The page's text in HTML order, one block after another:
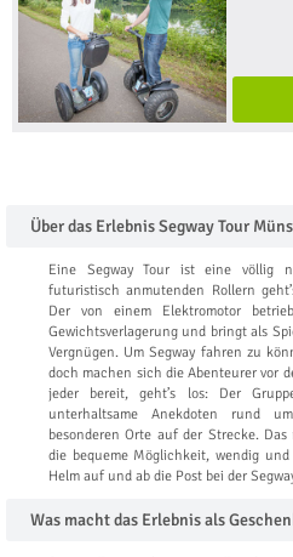
Über das Erlebnis Segway Tour
Eine Segway Tour ist eine völlig
futuristisch anmutenden Rollern
Der von einem Elektromotor
Gewichtsverlagerung und bringt als
Vergnügen. Um Segway fahren zu
doch machen sich die Abenteurer vor
jeder bereit, geht’s los: Der
unterhaltsame Anekdoten rund
besonderen Orte auf der Strecke.
die bequeme Möglichkeit, wendig
Helm auf und ab die Post bei der
Was macht das Erlebnis als